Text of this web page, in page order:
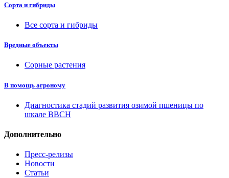
Сорта и гибриды
Все сорта и гибриды
Вредные объекты
Сорные растения
В помощь агроному
Диагностика стадий развития озимой пшеницы по
шкале ВВСН
Дополнительно
Пресс-релизы
Новости
Статьи